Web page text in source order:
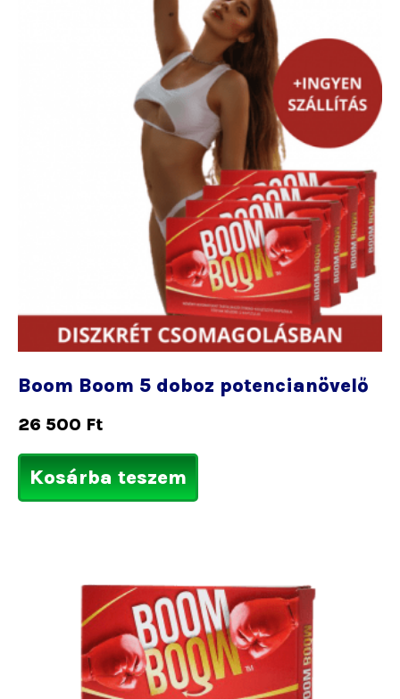
Boom Boom 5 doboz potencianövelő
26 500 Ft
Kosárba teszem